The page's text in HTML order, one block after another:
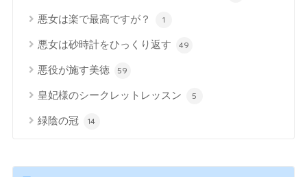
悪女は楽で最高ですが？ 1
悪女は砂時計をひっくり返す 49
悪役が施す美徳 59
皇妃様のシークレットレッスン 5
緑陰の冠 14